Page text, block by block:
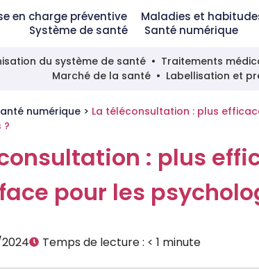
en charge préventive
Maladies et
Système de santé
Santé numérique
du système de santé Traitements
Marché de la santé
Labellisation et
numérique > La téléconsultation : plus
?
: plus
pour les
Temps de lecture : < 1 minute